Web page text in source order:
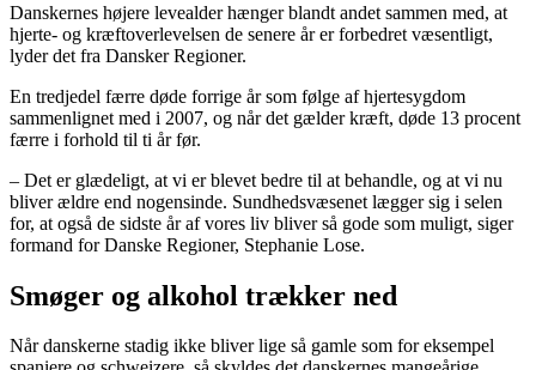
Danskernes højere levealder hænger blandt andet sammen med, at
hjerte- og kræftoverlevelsen de senere år er forbedret væsentligt,
lyder det fra Dansker Regioner.
En tredjedel færre døde forrige år som følge af hjertesygdom
sammenlignet med i 2007, og når det gælder kræft, døde 13 procent
færre i forhold til ti år før.
– Det er glædeligt, at vi er blevet bedre til at behandle, og at vi nu
bliver ældre end nogensinde. Sundhedsvæsenet lægger sig i selen
for, at også de sidste år af vores liv bliver så gode som muligt, siger
formand for Danske Regioner, Stephanie Lose.
Smøger og alkohol trækker ned
Når danskerne stadig ikke bliver lige så gamle som for eksempel